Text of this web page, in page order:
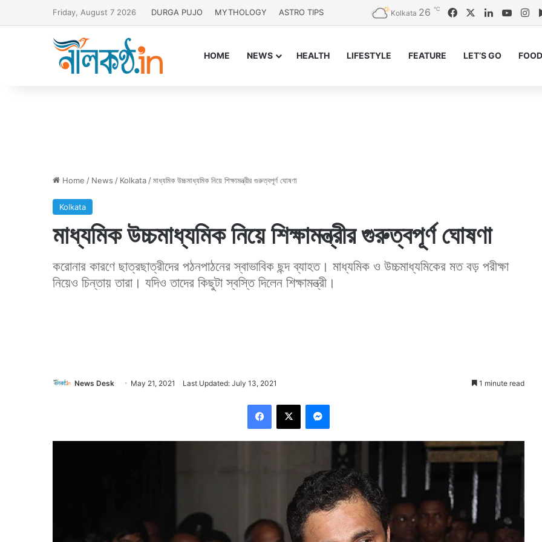
Friday, August 7 2026 DURGA PUJO MYTHOLOGY ASTRO TIPS Kolkata 26 ℃ FacebookLinkedIn
HOME NEWS HEALTH LIFESTYLE FEATURE LET’S GO
Home / News / Kolkata /মাধ্যমিক উচ্চমাধ্যমিক নিয়ে শিক্ষামন্ত্রীর গুরুত্বপূর্ণ ঘোষণা
Kolkata
মাধ্যমিক উচ্চমাধ্যমিক নিয়ে শিক্ষামন্ত্রীর গুরুত্বপূর্ণ ঘোষণা
করোনার কারণে ছাত্রছাত্রীদের পঠনপাঠনের স্বাভাবিক ছন্দ ব্যাহত। মাধ্যমিক ও উচ্চমাধ্যমিকের মত বড় পরীক্ষা
নিয়েও চিন্তায় তারা। যদিও তাদের কিছুটা স্বস্তি দিলেন শিক্ষামন্ত্রী।
News Desk May 21, 2021 Last Updated: July 13, 2021 1 minute read